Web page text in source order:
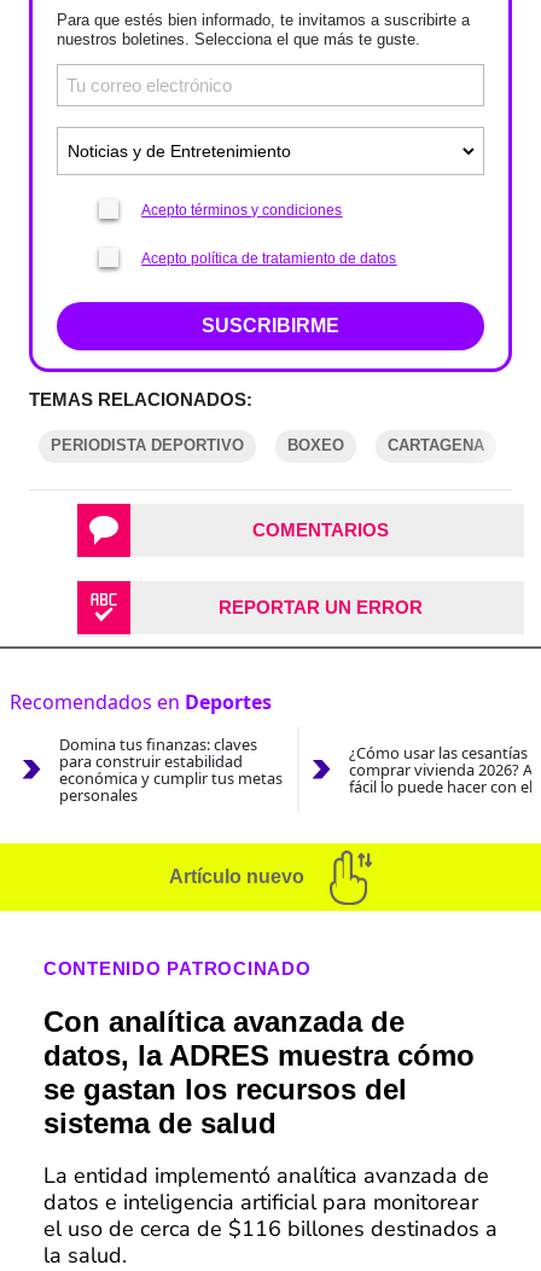
Para que estés bien informado, te invitamos a suscribirte a
nuestros boletines. Selecciona el que más te guste.
Acepto términos y condiciones
Acepto política de tratamiento de datos
SUSCRIBIRME
TEMAS RELACIONADOS:
PERIODISTA DEPORTIVO BOXEO CARTAGENA
COMENTARIOS
REPORTAR UN ERROR
Recomendados en Deportes
Domina tus finanzas: claves
para construir estabilidad
económica y cumplir tus metas
personales
¿Cómo usar las cesantías
comprar vivienda 2026?
fácil lo puede hacer con el
Artículo nuevo
CONTENIDO PATROCINADO
Con analítica avanzada de
datos, la ADRES muestra cómo
se gastan los recursos del
sistema de salud
La entidad implementó analítica avanzada de
datos e inteligencia artificial para monitorear
el uso de cerca de $116 billones destinados a
la salud.